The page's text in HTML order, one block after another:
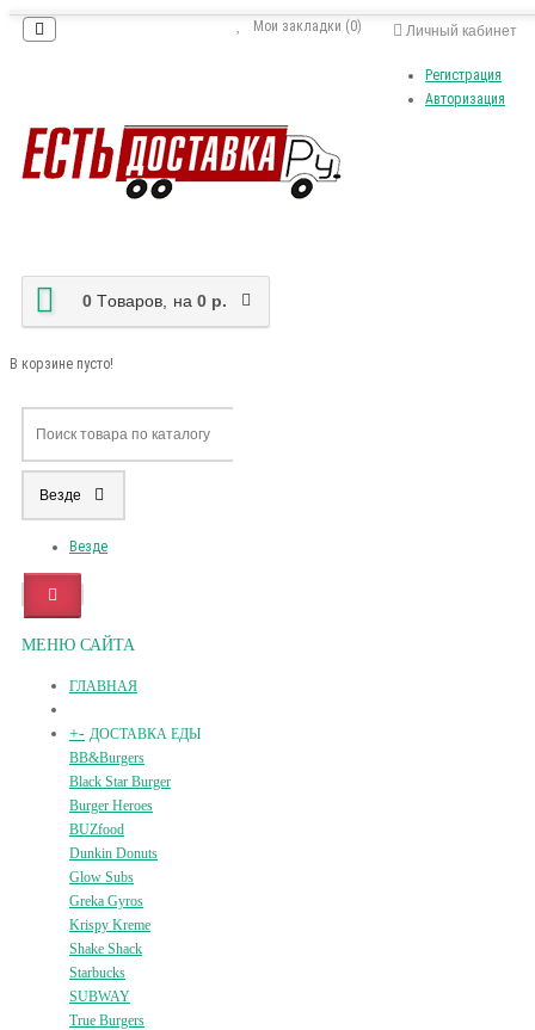
Личный кабинет
Регистрация
Авторизация
Мои закладки (0)
0 Tоваров, на 0 р.
В корзине пусто!
Везде
Везде
МЕНЮ САЙТА
ГЛАВНАЯ
+- ДОСТАВКА ЕДЫ
BB&Burgers
Black Star Burger
Burger Heroes
BUZfood
Dunkin Donuts
Glow Subs
Greka Gyros
Krispy Kreme
Shake Shack
Starbucks
SUBWAY
True Burgers